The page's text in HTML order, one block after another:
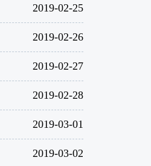
2019-02-25
2019-02-26
2019-02-27
2019-02-28
2019-03-01
2019-03-02